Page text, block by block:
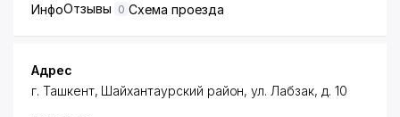
ИнфоОтзывы 0 Схема проезда
Адрес
г. Ташкент, Шайхантаурский район,ул. Лабзак, д. 10